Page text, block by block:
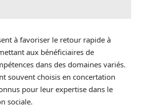
à favoriser le retour rapide à
aux bénéficiaires de
dans des domaines variés.
souvent choisis en concertation
pour leur expertise dans le
sociale.